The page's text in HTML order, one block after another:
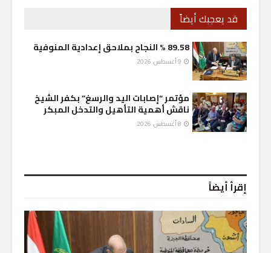
قد يعجبك أيضاً
89.58 % النجاح بملاحق إعدادية المنوفية
مؤتمر “إصابات اليد والرسغ” بكفر الشيخ
ناقش أهمية التأهيل والتدخل المبكر
إقرأ أيضاً